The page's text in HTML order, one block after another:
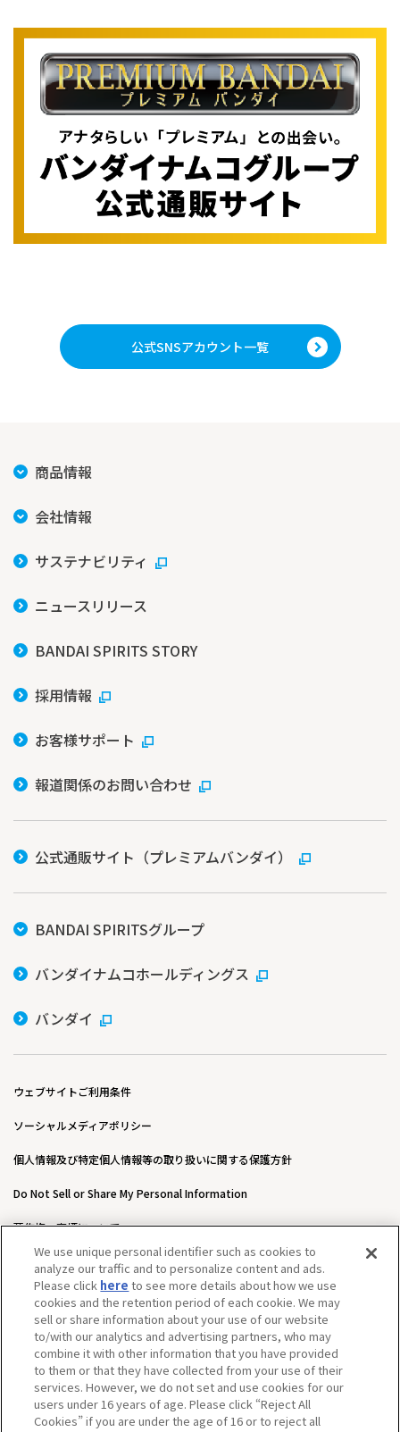
公式SNSアカウント一覧
商品情報
会社情報
サステナビリティ
ニュースリリース
BANDAI SPIRITS STORY
採用情報
お客様サポート
報道関係のお問い合わせ
公式通販サイト（プレミアムバンダイ）
BANDAI SPIRITSグループ
バンダイナムコホールディングス
バンダイ
ウェブサイトご利用条件
ソーシャルメディアポリシー
個人情報及び特定個人情報等の取り扱いに関する保護方針
Do Not Sell or Share My Personal Information
著作権・商標について
ウェブアクセシビリティ方針
カスタマーハラスメントに対する基本的な対応方針について
We use unique personal identifier such as cookies to
analyze our traffic and to personalize content and ads.
Please click here to see more details about how we use
cookies and the retention period of each cookie. We may
sell or share information about your use of our website
to/with our analytics and advertising partners, who may
combine it with other information that you have provided
to them or that they have collected from your use of their
services. However, we do not set and use cookies for our
users under 16 years of age. Please click “Reject All
Cookies” if you are under the age of 16 or to reject all